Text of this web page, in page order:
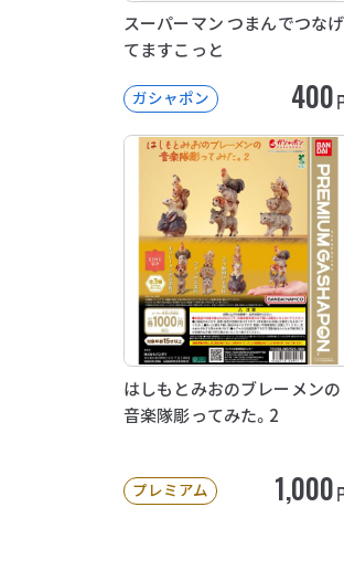
スーパーマン つまんでつなげ
てますこっと
ガシャポン 400
はしもとみおのブレーメンの
音楽隊彫ってみた。2
プレミアム 1,000